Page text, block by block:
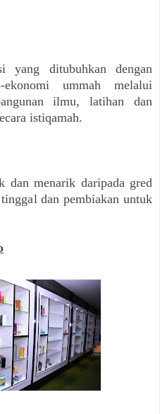
yang ditubuhkan dengan
ekonomi ummah melalui
ilmu, latihan dan
istiqamah.
dan menarik daripada gred
dan pembiakan untuk